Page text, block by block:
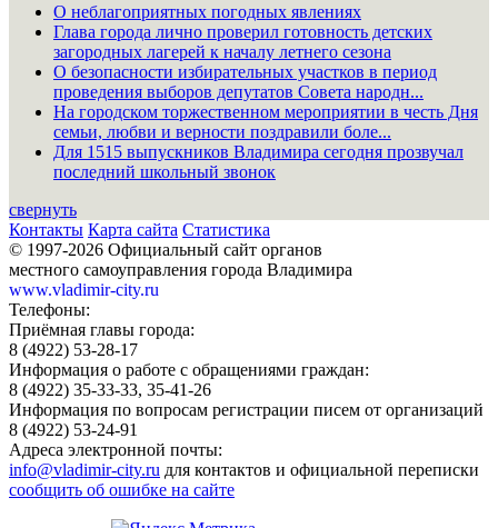
О неблагоприятных погодных явлениях
Глава города лично проверил готовность детских
загородных лагерей к началу летнего сезона
О безопасности избирательных участков в период
проведения выборов депутатов Совета народн...
На городском торжественном мероприятии в честь Дня
семьи, любви и верности поздравили боле...
Для 1515 выпускников Владимира сегодня прозвучал
последний школьный звонок
свернуть
Контакты Карта сайта Статистика
© 1997-2026 Официальный сайт органов
местного самоуправления города Владимира
www.vladimir-city.ru
Телефоны:
Приёмная главы города:
8 (4922) 53-28-17
Информация о работе с обращениями граждан:
8 (4922) 35-33-33, 35-41-26
Информация по вопросам регистрации писем от организаций
8 (4922) 53-24-91
Адреса электронной почты:
info@vladimir-city.ru для контактов и официальной переписки
сообщить об ошибке на сайте